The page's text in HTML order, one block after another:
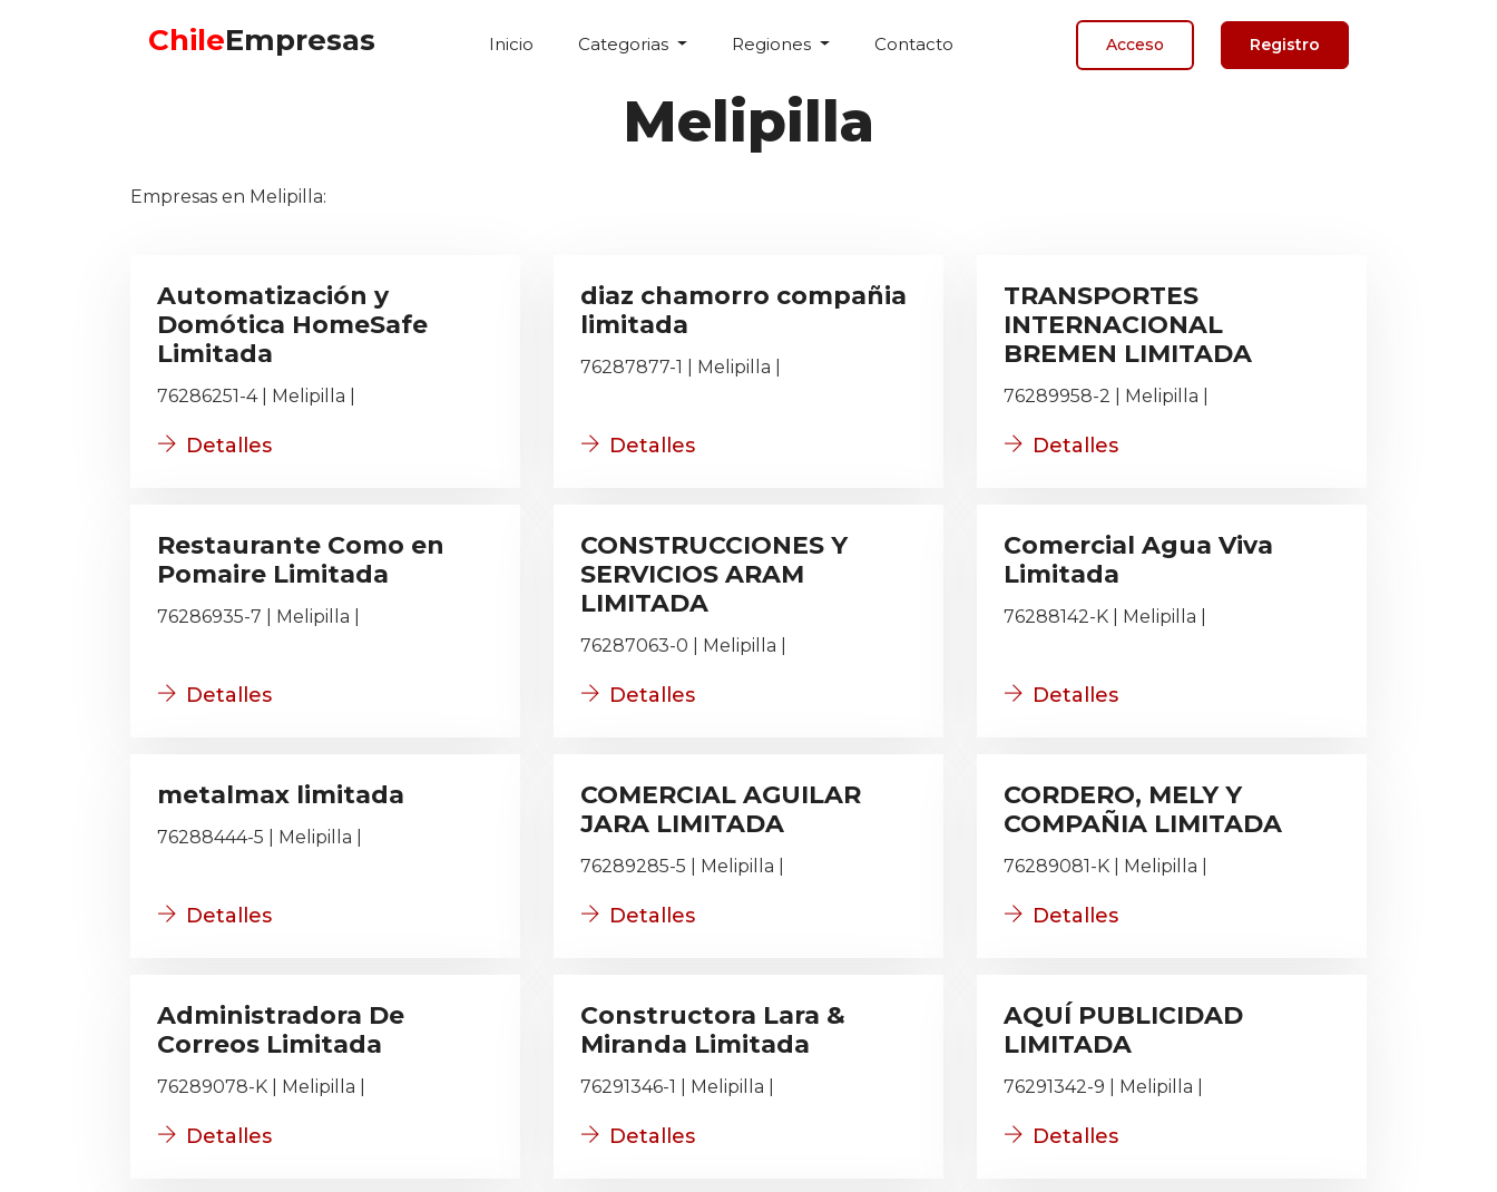
ChileEmpresas Inicio Categorias Regiones Contacto Acceso Registro
Melipilla
Empresas en Melipilla:
Automatización y
Domótica HomeSafe
Limitada
76286251-4 | Melipilla |
Detalles
diaz chamorro compañia
limitada
76287877-1 | Melipilla |
Detalles
TRANSPORTES
INTERNACIONAL
BREMEN LIMITADA
76289958-2 | Melipilla |
Detalles
Restaurante Como en
Pomaire Limitada
76286935-7 | Melipilla |
Detalles
CONSTRUCCIONES Y
SERVICIOS ARAM
LIMITADA
76287063-0 | Melipilla |
Detalles
Comercial Agua Viva
Limitada
76288142-K | Melipilla |
Detalles
metalmax limitada
76288444-5 | Melipilla |
Detalles
COMERCIAL AGUILAR
JARA LIMITADA
76289285-5 | Melipilla |
Detalles
CORDERO, MELY Y
COMPAÑIA LIMITADA
76289081-K | Melipilla |
Detalles
Administradora De
Correos Limitada
76289078-K | Melipilla |
Detalles
Constructora Lara &
Miranda Limitada
76291346-1 | Melipilla |
Detalles
AQUÍ PUBLICIDAD
LIMITADA
76291342-9 | Melipilla |
Detalles